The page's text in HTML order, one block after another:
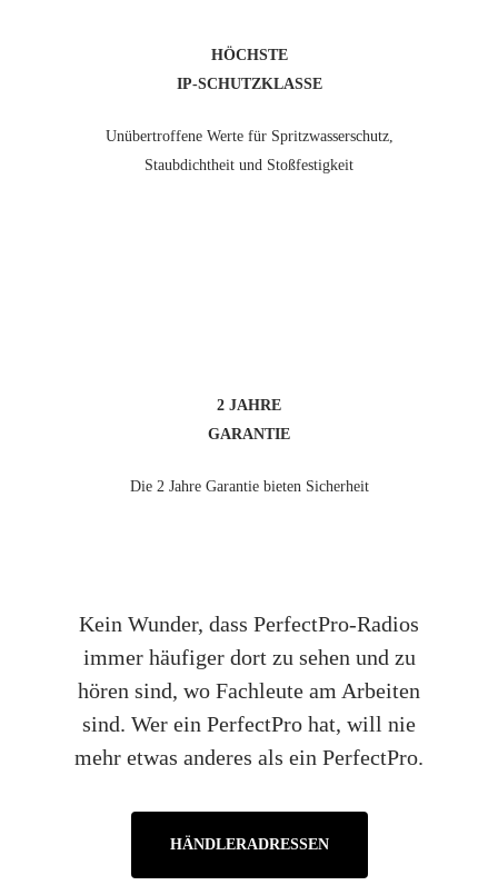
HÖCHSTE
IP-SCHUTZKLASSE
Unübertroffene Werte für Spritzwasserschutz,
Staubdichtheit und Stoßfestigkeit
2 JAHRE
GARANTIE
Die 2 Jahre Garantie bieten Sicherheit
Kein Wunder, dass PerfectPro-Radios
immer häufiger dort zu sehen und zu
hören sind, wo Fachleute am Arbeiten
sind. Wer ein PerfectPro hat, will nie
mehr etwas anderes als ein PerfectPro.
HÄNDLERADRESSEN